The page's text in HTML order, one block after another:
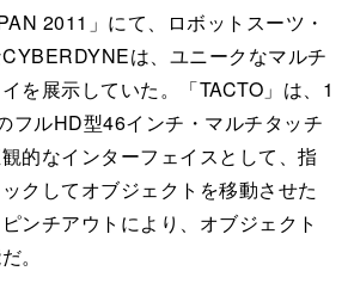
2011」にて、ロボットスーツ・
は、ユニークなマルチ
を展示していた。「TACTO」は、1
フルHD型46インチ・マルチタッチ
的なインターフェイスとして、指
クしてオブジェクトを移動させた
ンチアウトにより、オブジェクト
。